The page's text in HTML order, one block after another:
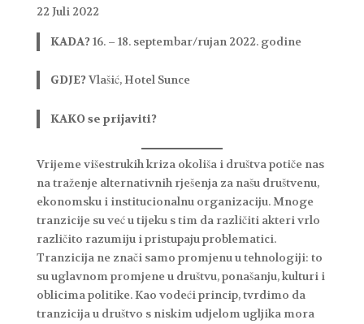
22 Juli 2022
KADA?16. – 18. septembar/rujan 2022. godine
GDJE?Vlašić, Hotel Sunce
KAKO se prijaviti?
Vrijeme višestrukih kriza okoliša i društva potiče nas
na traženje alternativnih rješenja za našu društvenu,
ekonomsku i institucionalnu organizaciju. Mnoge
tranzicije su već u tijeku s tim da različiti akteri vrlo
različito razumiju i pristupaju problematici.
Tranzicija ne znači samo promjenu u tehnologiji: to
su uglavnom promjene u društvu, ponašanju, kulturi i
oblicima politike. Kao vodeći princip, tvrdimo da
tranzicija u društvo s niskim udjelom ugljika mora